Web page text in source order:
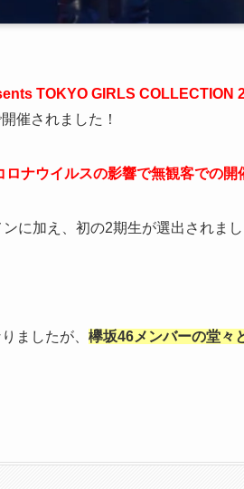
TOKYO GIRLS COLLECTION
催されました！
ロナウイルスの影響で無観客での開
に加え、初の2期生が選出されまし
ましたが、 欅坂46メンバーの堂々